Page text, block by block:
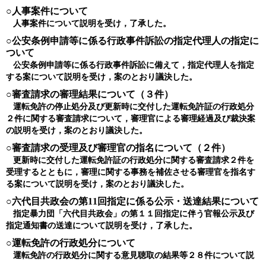
○人事案件について
人事案件について説明を受け，了承した。
○公安条例申請等に係る行政事件訴訟の指定代理人の指定に
ついて
公安条例申請等に係る行政事件訴訟に備えて，指定代理人を指定
する案について説明を受け，案のとおり議決した。
○審査請求の審理結果について（３件）
運転免許の停止処分及び更新時に交付した運転免許証の行政処分
２件に関する審査請求について，審理官による審理経過及び裁決案
の説明を受け，案のとおり議決した。
○審査請求の受理及び審理官の指名について（２件）
更新時に交付した運転免許証の行政処分に関する審査請求２件を
受理するとともに，審理に関する事務を補佐させる審理官を指名す
る案について説明を受け，案のとおり議決した。
○六代目共政会の第11回指定に係る公示・送達結果について
指定暴力団「六代目共政会」の第１１回指定に伴う官報公示及び
指定通知書の送達について説明を受け，了承した。
○運転免許の行政処分について
運転免許の行政処分に関する意見聴取の結果等２８件について説